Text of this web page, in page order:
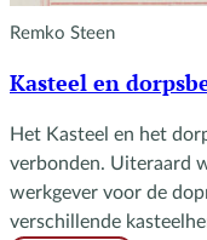
Remko Steen
Kasteel en
Het Kasteel en het
verbonden. Uiteraard
werkgever voor de
verschillende